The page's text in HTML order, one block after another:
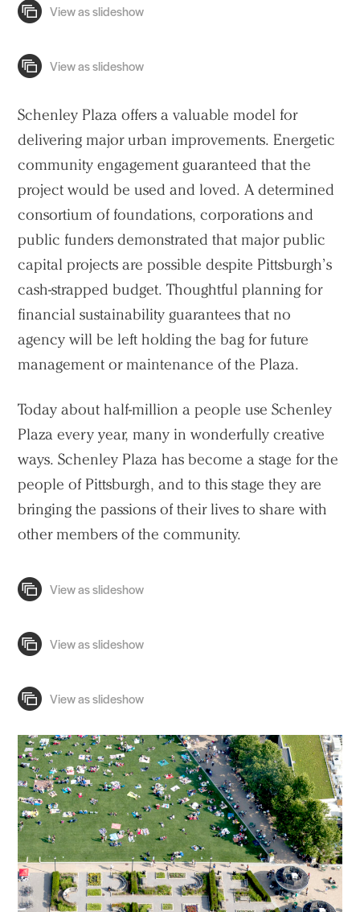
Schenley Plaza offers a valuable model for
delivering major urban improvements. Energetic
community engagement guaranteed that the
project would be used and loved. A determined
consortium of foundations, corporations and
public funders demonstrated that major public
capital projects are possible despite Pittsburgh’s
cash-strapped budget. Thoughtful planning for
financial sustainability guarantees that no
agency will be left holding the bag for future
management or maintenance of the Plaza.
Today about half-million a people use Schenley
Plaza every year, many in wonderfully creative
ways. Schenley Plaza has become a stage for the
people of Pittsburgh, and to this stage they are
bringing the passions of their lives to share with
other members of the community.
People
Voices